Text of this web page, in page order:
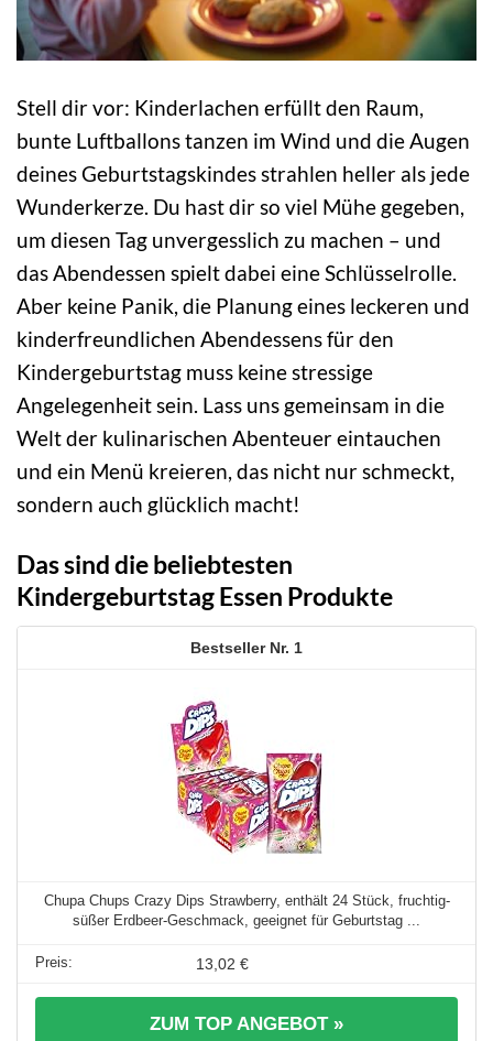
Stell dir vor: Kinderlachen erfüllt den Raum,
bunte Luftballons tanzen im Wind und die Augen
deines Geburtstagskindes strahlen heller als jede
Wunderkerze. Du hast dir so viel Mühe gegeben,
um diesen Tag unvergesslich zu machen – und
das Abendessen spielt dabei eine Schlüsselrolle.
Aber keine Panik, die Planung eines leckeren und
kinderfreundlichen Abendessens für den
Kindergeburtstag muss keine stressige
Angelegenheit sein. Lass uns gemeinsam in die
Welt der kulinarischen Abenteuer eintauchen
und ein Menü kreieren, das nicht nur schmeckt,
sondern auch glücklich macht!
Das sind die beliebtesten
Kindergeburtstag Essen Produkte
1
Chupa Chups Crazy Dips Strawberry, enthält 24 Stück, fruchtig-
süßer Erdbeer-Geschmack, geeignet für Geburtstag ...
13,02 €
ZUM TOP ANGEBOT »